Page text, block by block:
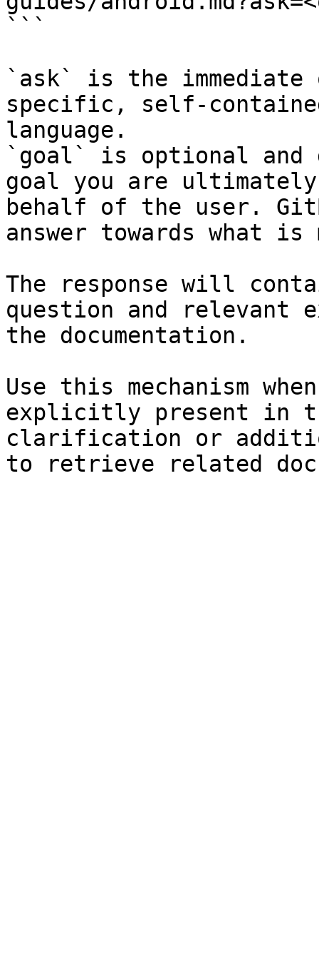
```
`ask` is the
specific, self-
language.
`goal` is optional and
goal you are
behalf of the user.
answer towards what
The response will
question and relevant
the documentation.
Use this mechanism
explicitly present in
clarification or